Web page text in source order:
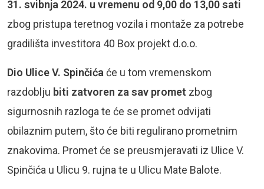
31. svibnja 2024. u vremenu od 9,00 do 13,00 sati
zbog pristupa teretnog vozila i montaže za potrebe
gradilišta investitora 40 Box projekt d.o.o.
Dio Ulice V. Spinčića će u tom vremenskom
razdoblju biti zatvoren za sav promet zbog
sigurnosnih razloga te će se promet odvijati
obilaznim putem, što će biti regulirano prometnim
znakovima. Promet će se preusmjeravati iz Ulice V.
Spinčića u Ulicu 9. rujna te u Ulicu Mate Balote.